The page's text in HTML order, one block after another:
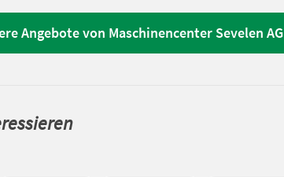
Angebote von Maschinencenter Sevelen AG